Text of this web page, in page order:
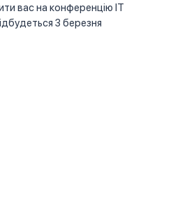
вас на конференцію IT
3 березня